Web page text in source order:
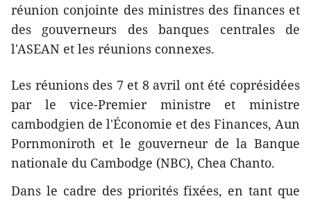
réunion conjointe des ministres des finances et
des gouverneurs des banques centrales de
l'ASEAN et les réunions connexes.
Les réunions des 7 et 8 avril ont été coprésidées
par le vice-Premier ministre et ministre
cambodgien de l'Économie et des Finances, Aun
Pornmoniroth et le gouverneur de la Banque
nationale du Cambodge (NBC), Chea Chanto.
Dans le cadre des priorités fixées, en tant que